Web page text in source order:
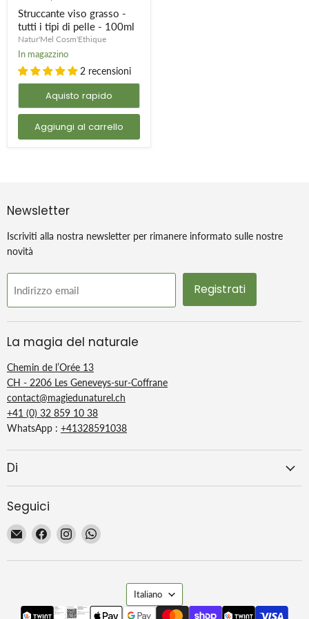
ammorbidire la pelle.
tutti
tipi
di
pelle
100ml
Struccante viso grasso -
tutti i tipi di pelle - 100ml
Natur'Mel Cosm'Ethique
In magazzino
2 recensioni
Aquisto rapido
Aggiungi al carrello
Newsletter
Iscriviti alla nostra newsletter per rimanere informato sulle nostre
novità
Indirizzo email Registrati
La magia del naturale
Chemin de l’Orée 13
CH - 2206 Les Geneveys-sur-Coffrane
contact@magiedunaturel.ch
+41 (0) 32 859 10 38
WhatsApp : +41328591038
Di
Seguici
Email
Magie
Trovaci
Facebook
Trovaci
Instagram
Trovaci
WhatsApp
Lingua
Italiano